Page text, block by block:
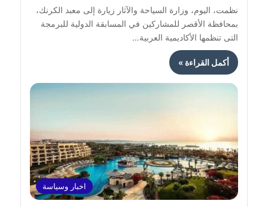
نظمت، اليوم، وزارة السياحة والآثار زيارة إلى معبد الكرنك،
بمحافظة الأقصر للمشاركين في المسابقة الدولية للبرمجة
التى تنظمها الأكاديمية العربية…
أكمل القراءة »
اخبار وسياسة